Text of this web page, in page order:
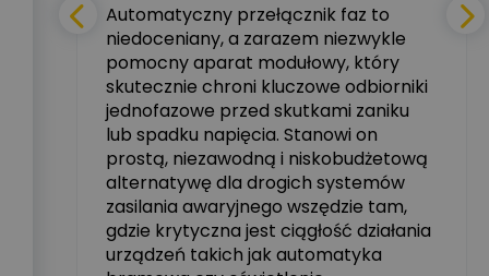
Ekspert ABB
Ekspert, ABB Zadaj pytanie
Michał Szulborski
Ekspert ETI - Dr inż. w
dziedzinie Aparatów
Elektrycznych / Senior
R&D Scientist / Product
Manager
Zadaj pytanie
Automatyczny przełącznik faz to
niedoceniany, a zarazem niezwykle
pomocny aparat modułowy, który
skutecznie chroni kluczowe odbiorniki
jednofazowe przed skutkami zaniku
lub spadku napięcia. Stanowi on
prostą, niezawodną i niskobudżetową
alternatywę dla drogich systemów
zasilania awaryjnego wszędzie tam,
gdzie krytyczna jest ciągłość działania
urządzeń takich jak automatyka